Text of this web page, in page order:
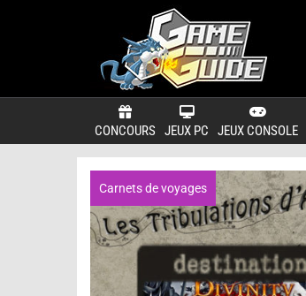
CONCOURS JEUX PC JEUX CONSOLE
Carnets de voyages